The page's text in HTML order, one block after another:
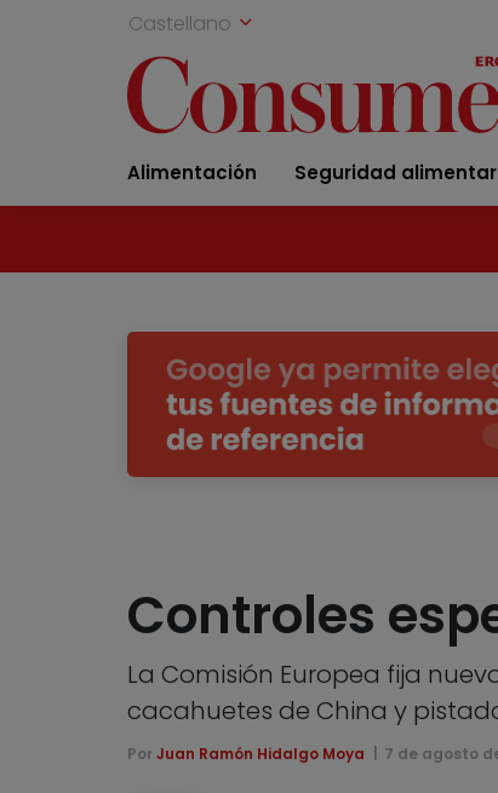
Castellano
Alimentación Seguridad
Controles
La Comisión Europea fija
cacahuetes de China y
Por Juan Ramón Hidalgo Moya 7 de agosto